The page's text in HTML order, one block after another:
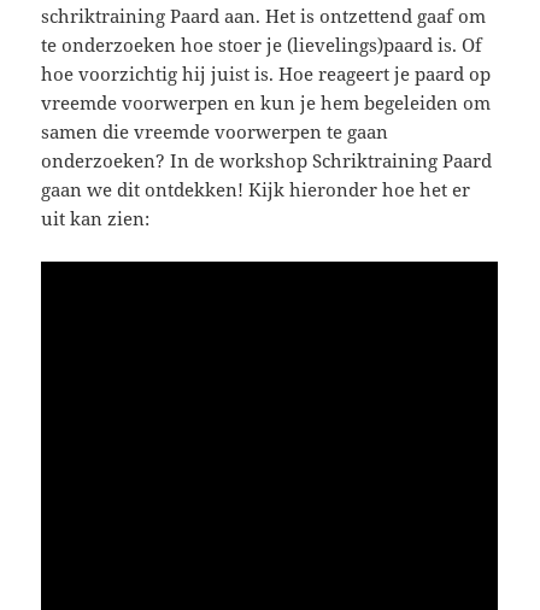
schriktraining Paard aan. Het is ontzettend gaaf om
te onderzoeken hoe stoer je (lievelings)paard is. Of
hoe voorzichtig hij juist is. Hoe reageert je paard op
vreemde voorwerpen en kun je hem begeleiden om
samen die vreemde voorwerpen te gaan
onderzoeken? In de workshop Schriktraining Paard
gaan we dit ontdekken! Kijk hieronder hoe het er
uit kan zien: